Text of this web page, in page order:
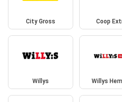
City Gross Coop
Willys Willys